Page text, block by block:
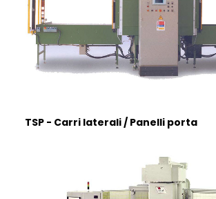
DEUTSCH
TSP - Carri laterali / Panelli porta